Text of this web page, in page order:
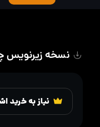
نسخه زیرنویس
نیاز به خرید